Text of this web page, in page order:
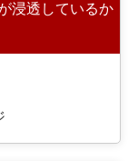
浸透しているか